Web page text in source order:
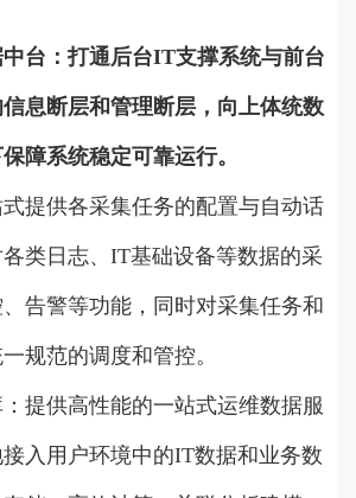
台：打通后台IT支撑系统与前台
息断层和管理断层，向上体统数
障系统稳定可靠运行。
提供各采集任务的配置与自动话
类日志、IT基础设备等数据的采
告警等功能，同时对采集任务和
规范的调度和管控。
提供高性能的一站式运维数据服
入用户环境中的IT数据和业务数